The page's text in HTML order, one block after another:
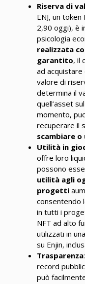
Riserva di
ENJ, un
2,90 oggi), è
psicologia
realizzata
garantito, il
ad
valore di
determina il
quell’asset
momento,
recuperare il
scambiare o
Utilità in
offre loro
possono
utilità agli
progetti
consentendo
in tutti i
NFT ad alto
utilizzati in
su Enjin,
Trasparenza
record
può